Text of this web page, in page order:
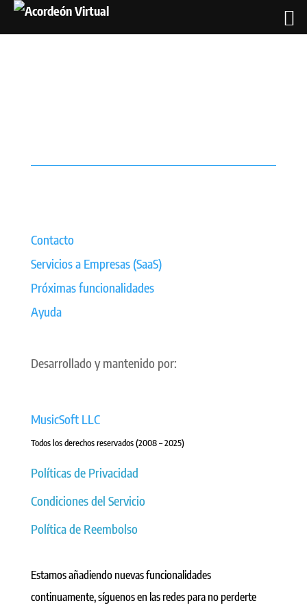
Contacto
Servicios a Empresas (SaaS)
Próximas funcionalidades
Ayuda
Desarrollado y mantenido por:
MusicSoft LLC
Todos los derechos reservados (2008 – 2025)
Políticas de Privacidad
Condiciones del Servicio
Política de Reembolso
Estamos añadiendo nuevas funcionalidades
continuamente, síguenos en las redes para no perderte